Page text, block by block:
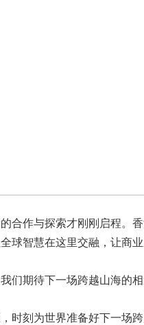
合作与探索才刚刚启程。
球智慧在这里交融，让商
们期待下一场跨越山海的
时刻为世界准备好下一场